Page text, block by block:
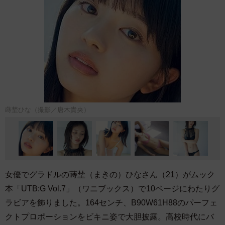
蒔埜ひな（撮影／唐木貴央）
女優でグラドルの蒔埜（まきの）ひなさん（21）がムック
本「UTB:G Vol.7」（ワニブックス）で10ページにわたりグ
ラビアを飾りました。164センチ、B90W61H88のパーフェ
クトプロポーションをビキニ姿で大胆披露。高校時代にバ